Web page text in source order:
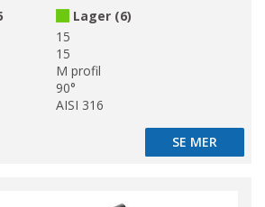
Lager (6)
15
15
M profil
90°
AISI 316
SE MER
SE MER